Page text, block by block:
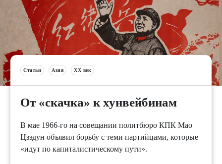
Статьи Азия XX век
От «скачка» к хунвейбинам
В мае 1966-го на совещании политбюро КПК Мао
Цзэдун объявил борьбу с теми партийцами, которые
«идут по капиталистическому пути».